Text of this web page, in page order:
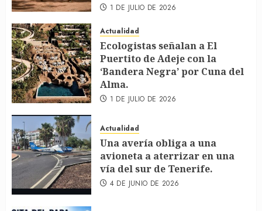
1 DE JULIO DE 2026
Actualidad
Ecologistas señalan a El
Puertito de Adeje con la
‘Bandera Negra’ por Cuna del
Alma.
1 DE JULIO DE 2026
Actualidad
Una avería obliga a una
avioneta a aterrizar en una
vía del sur de Tenerife.
4 DE JUNIO DE 2026